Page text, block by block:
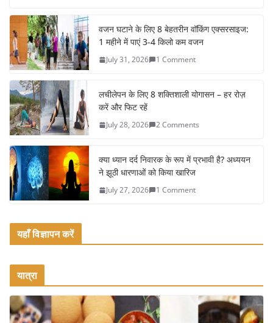
c
e
b
o
o
k
itt
er e
वजन घटाने के लिए 8 बेहतरीन वॉकिंग एक्सरसाइज:
1 महीने में पाएं 3-4 किलो कम वजन
July 31, 2026 1 Comment
लचीलेपन के लिए 8 शक्तिशाली योगासन – हर रोज़
करें और फिट रहें
July 28, 2026 2 Comments
क्या ध्यान दर्द निवारक के रूप में प्रभावी है? अध्ययन
ने झूठी धारणाओं को किया खारिज
July 27, 2026 1 Comment
यहाँ विज्ञापन करें
यात्रा